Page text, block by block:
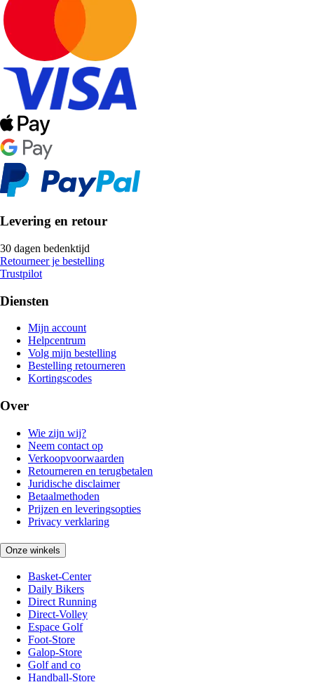
Levering en retour
30 dagen bedenktijd
Retourneer je bestelling
Trustpilot
Diensten
Mijn account
Helpcentrum
Volg mijn bestelling
Bestelling retourneren
Kortingscodes
Over
Wie zijn wij?
Neem contact op
Verkoopvoorwaarden
Retourneren en terugbetalen
Juridische disclaimer
Betaalmethoden
Prijzen en leveringsopties
Privacy verklaring
Onze winkels
Basket-Center
Daily Bikers
Direct Running
Direct-Volley
Espace Golf
Foot-Store
Galop-Store
Golf and co
Handball-Store